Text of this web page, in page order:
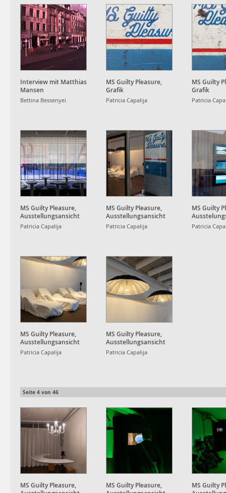
Interview mit Matthias
Mansen
Bettina Bessenyei
MS Guilty Pleasure,
Grafik
Patricia Capalija
MS Guilty
Grafik
Patricia
MS Guilty Pleasure,
Ausstellungsansicht
Patricia Capalija
MS Guilty Pleasure,
Ausstellungsansicht
Patricia Capalija
MS Guilty
Patricia
MS Guilty Pleasure,
Ausstellungsansicht
Patricia Capalija
MS Guilty Pleasure,
Ausstellungsansicht
Patricia Capalija
Seite 4 von 46
MS Guilty Pleasure,
MS Guilty Pleasure,
MS Guilty